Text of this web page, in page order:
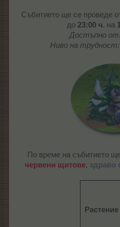
Събитието ще се проведе
до 23:00 ч. на
Достъпно от:
Ниво на трудност:
По време на събитието
червени щитове, здраво
Растение